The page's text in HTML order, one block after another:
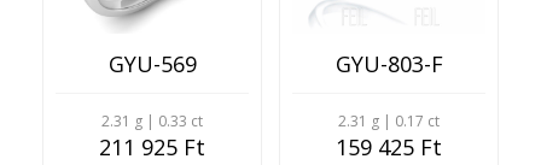
GYU-569
2.31 g | 0.33 ct
211 925 Ft
GYU-803-F
2.31 g | 0.17 ct
159 425 Ft